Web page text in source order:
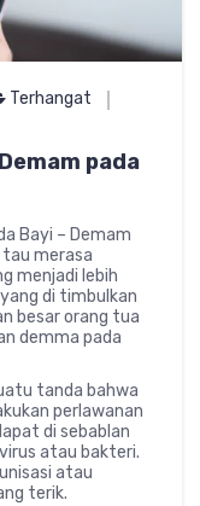
Terhangat
pada
Bayi – Demam
merasa
menjadi lebih
di timbulkan
besar orang tua
demma pada
tanda bahwa
perlawanan
di sebablan
atau bakteri.
atau
terik.